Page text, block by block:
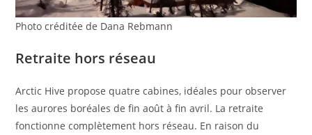
Photo créditée de Dana Rebmann
Retraite hors réseau
Arctic Hive propose quatre cabines, idéales pour observer
les aurores boréales de fin août à fin avril. La retraite
fonctionne complètement hors réseau. En raison du